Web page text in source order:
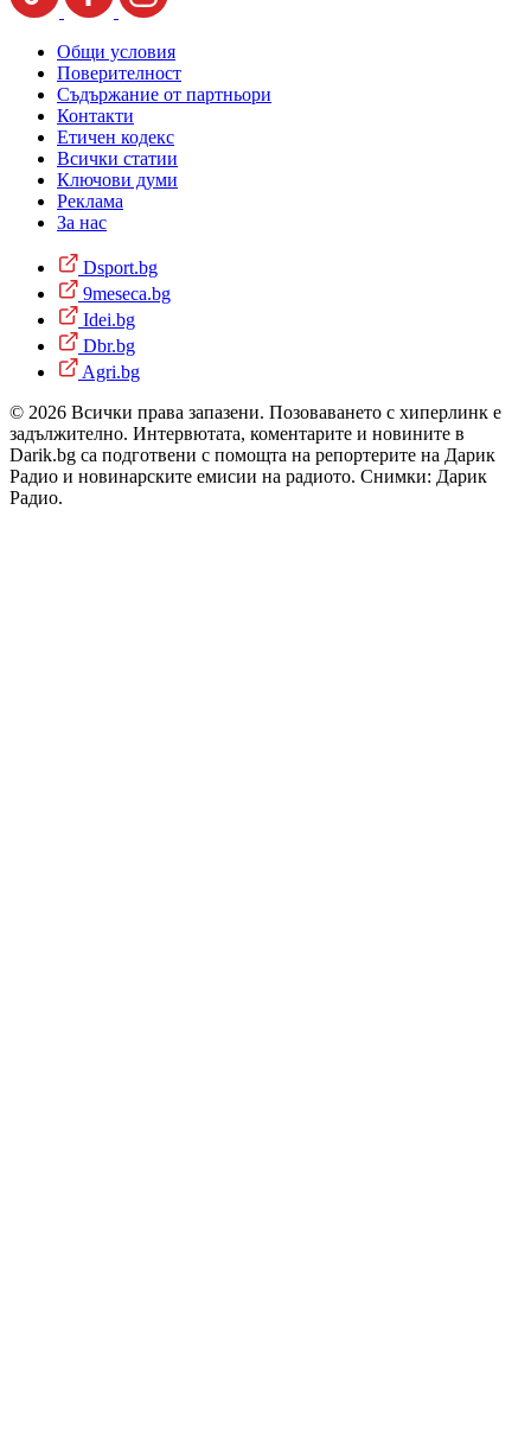
Общи условия
Поверителност
Съдържание от партньори
Контакти
Етичен кодекс
Всички статии
Ключови думи
Реклама
За нас
Dsport.bg
9meseca.bg
Idei.bg
Dbr.bg
Agri.bg
© 2026 Всички права запазени. Позоваването с хиперлинк е
задължително. Интервютата, коментарите и новините в
Darik.bg са подготвени с помощта на репортерите на Дарик
Радио и новинарските емисии на радиото. Снимки: Дарик
Радио.